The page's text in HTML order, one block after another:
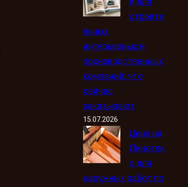
строите
льных,
интерьерных и
производственных
компаний: что
сейчас
заказывают
15.07.2026
Цена на
Пинотек
с для
наружных работ по